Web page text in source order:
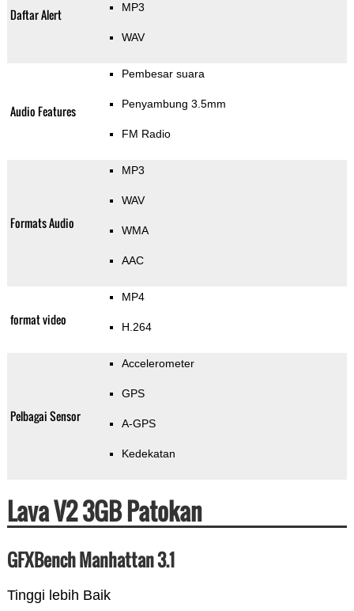
Daftar Alert MP3
WAV
Audio Features
Pembesar suara
Penyambung 3.5mm
FM Radio
Formats Audio
MP3
WAV
WMA
AAC
format video
MP4
H.264
Pelbagai Sensor
Accelerometer
GPS
A-GPS
Kedekatan
Lava V2 3GB Patokan
GFXBench Manhattan 3.1
Tinggi lebih Baik